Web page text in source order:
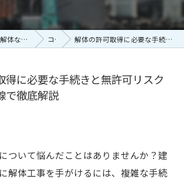
香川県高松市の解体なら有限会社富士メディカルサービス コラム 解体の許可取得に必要な手続きと無許可リスクを専門家目線で徹底解説
得に必要な手続きと無許可リスク
で徹底解説
ついて悩んだことはありませんか？建
解体工事を手がけるには、複雑な手続